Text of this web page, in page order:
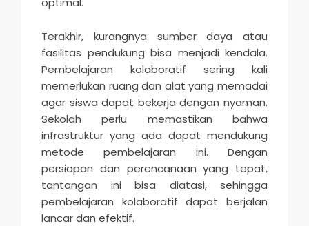
Terakhir, kurangnya sumber daya atau
fasilitas pendukung bisa menjadi kendala.
Pembelajaran kolaboratif sering kali
memerlukan ruang dan alat yang memadai
agar siswa dapat bekerja dengan nyaman.
Sekolah perlu memastikan bahwa
infrastruktur yang ada dapat mendukung
metode pembelajaran ini. Dengan
persiapan dan perencanaan yang tepat,
tantangan ini bisa diatasi, sehingga
pembelajaran kolaboratif dapat berjalan
lancar dan efektif.